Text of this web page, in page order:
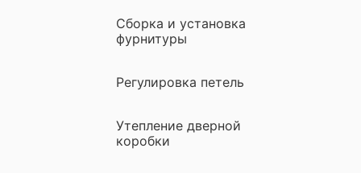
Сборка и установка
фурнитуры
Регулировка петель
Утепление дверной
коробки